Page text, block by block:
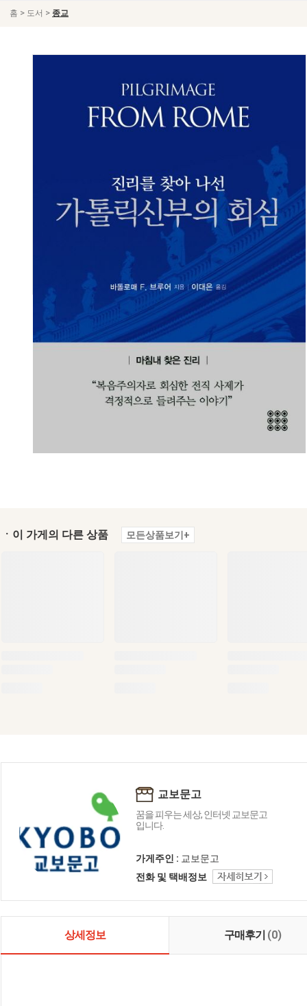
홈 > 도서 > 종교
ㆍ이 가게의 다른 상품 모든상품보기+
교보문고
꿈을 피우는 세상, 인터넷 교보문고
입니다.
가게주인 : 교보문고
전화 및 택배정보
상세정보 구매후기 (0)